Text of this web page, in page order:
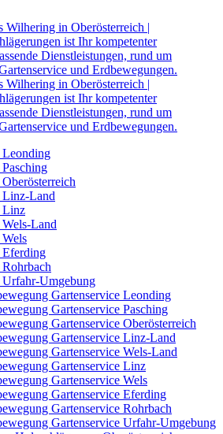
Leonding
Linz-Land
Linz
Land
Eferding
Urfahr-Umgebung
Gartenservice Leonding
Gartenservice Pasching
Gartenservice Oberösterreich
Gartenservice Linz-Land
Gartenservice Wels-Land
Gartenservice Linz
Gartenservice Wels
Gartenservice Eferding
Gartenservice Rohrbach
Gartenservice Urfahr-Umgebung